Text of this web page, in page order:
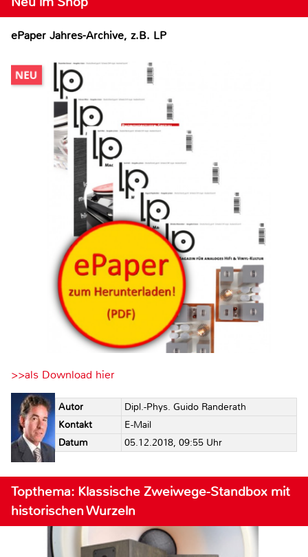
ePaper Jahres-Archive, z.B. LP
>>als Download hier
Autor
Dipl.-Phys. Guido Randerath
Kontakt
E-Mail
Datum
05.12.2018, 09:55 Uhr
Topthema: Klassische Zweiwege-Standbox mit
historischen Wurzeln